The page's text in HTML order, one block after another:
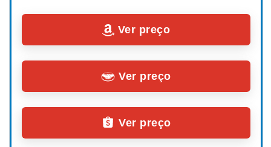
Ver preço
Ver preço
Ver preço